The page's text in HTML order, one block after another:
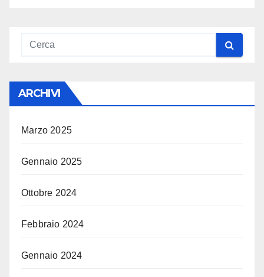
ARCHIVI
Marzo 2025
Gennaio 2025
Ottobre 2024
Febbraio 2024
Gennaio 2024